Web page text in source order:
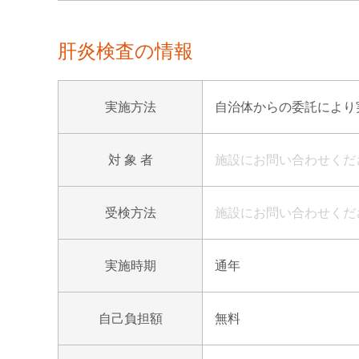
肝炎検査の情報
実施方法 自治体からの委託により
対 象 者 施設にお問い合わせくだ
受検方法 施設にお問い合わせくだ
実施時期 通年
自己負担額 無料